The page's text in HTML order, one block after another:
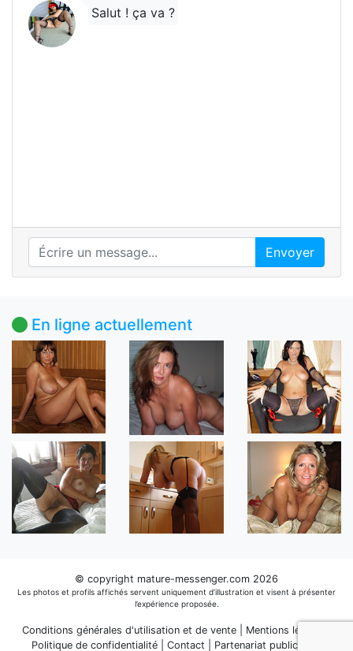
Salut ! ça va ?
Envoyer
En ligne actuellement
© copyright mature-messenger.com 2026
Les photos et profils affichés servent uniquement d’illustration et visent à présenter
l’expérience proposée.
Conditions générales d'utilisation et de vente| Mentions légales
Politique de confidentialité
Contact Partenariat publicitaire